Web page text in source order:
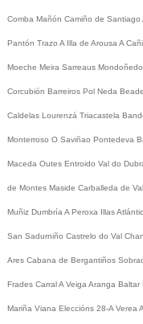
Comba Mañón Camiño de Santiago
Pantón Trazo A Illa de Arousa A
Moeche Meira Sarreaus Mondoñedo
Corcubión Barreiros Pol Neda Beade
Caldelas Lourenzá Triacastela
Monterroso O Saviñao Pontedeva
Maceda Outes Entroido Val do
de Montes Maside Carballeda de
Muñiz Dumbría A Peroxa Illas
San Sadurniño Castrelo do Val
Ares Cabana de Bergantiños
Frades CarralA Veiga Aranga Baltar
Mariña Viana Eleccións 28-A Verea